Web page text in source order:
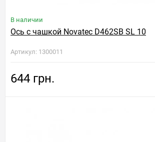
В наличии
Ось с чашкой Novatec D462SB SL 10
Артикул: 1300011
644 грн.